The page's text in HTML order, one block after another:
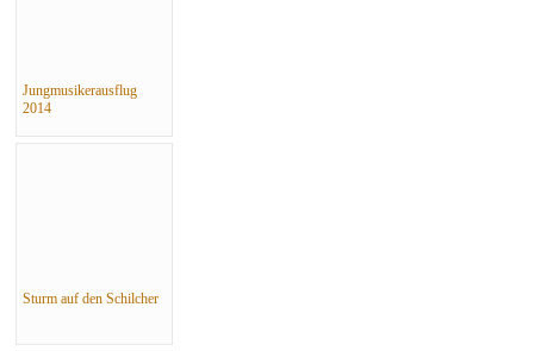
Jungmusikerausflug
2014
Sturm auf den Schilcher